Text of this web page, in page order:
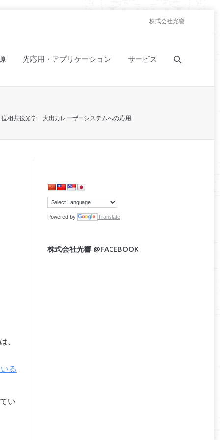
株式会社光響
光応用・アプリケーション サービス
位相共役光学 大出力レーザーシステムへの応用
、
る
い
Powered by Translate
株式会社光響 @FACEBOOK